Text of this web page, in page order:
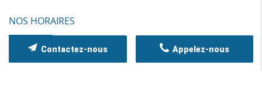
NOS HORAIRES
Ouvert actuellement Appelez-nous
Contactez-nous